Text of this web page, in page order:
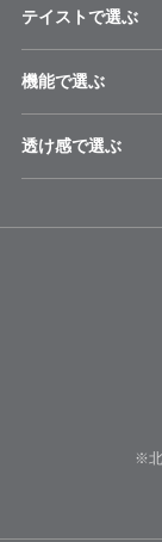
テイストで選ぶ
機能で選ぶ
透け感で選ぶ
※北